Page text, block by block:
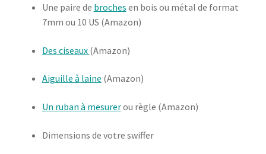
Une paire de broches en bois ou métal de format
7mm ou 10 US (Amazon)
Des ciseaux (Amazon)
Aiguille à laine (Amazon)
Un ruban à mesurerou règle (Amazon)
Dimensions de votre swiffer